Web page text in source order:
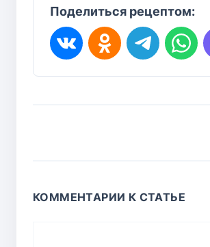
Поделиться рецептом:
КОММЕНТАРИИ К СТАТЬЕ